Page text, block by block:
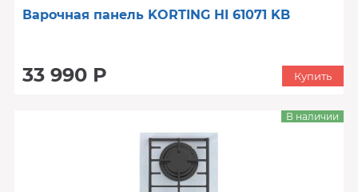
Варочная панель KORTING HI 61071 KB
33 990 Р Купить
В наличии